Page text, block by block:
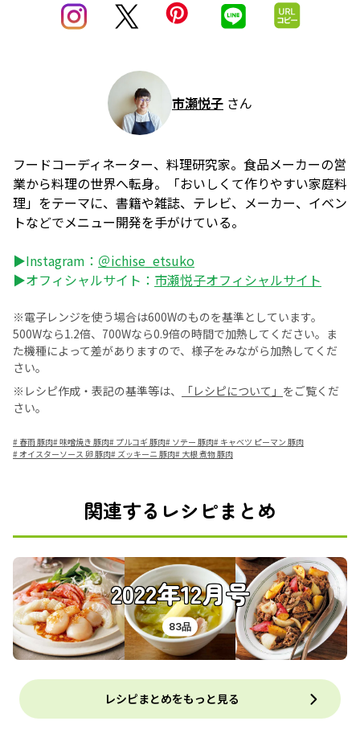
市瀬悦子 さん
フードコーディネーター、料理研究家。食品メーカーの営
業から料理の世界へ転身。「おいしくて作りやすい家庭料
理」をテーマに、書籍や雑誌、テレビ、メーカー、イベン
トなどでメニュー開発を手がけている。
▶Instagram： ＠ichise_etsuko
▶オフィシャルサイト： 市瀬悦子オフィシャルサイト
※電子レンジを使う場合は600Wのものを基準としています。
500Wなら1.2倍、700Wなら0.9倍の時間で加熱してください。ま
た機種によって差がありますので、様子をみながら加熱してくだ
さい。
※レシピ作成・表記の基準等は、
「レシピについて」 をご覧くだ
さい。
# 春雨 豚肉#味噌焼き 豚肉# プルコギ 豚肉# ソテー 豚肉# キャベツ ピーマン 豚肉
#オイスターソース 卵 豚肉# ズッキーニ 豚肉# 大根 煮物 豚肉
関連するレシピまとめ
2022年12月号
83品
レシピまとめをもっと見る